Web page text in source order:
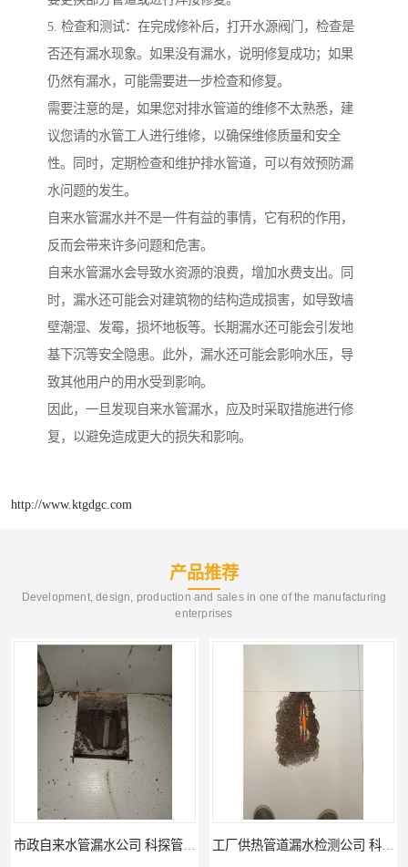
5. 检查和测试：在完成修补后，打开水源阀门，检查是
否还有漏水现象。如果没有漏水，说明修复成功；如果
仍然有漏水，可能需要进一步检查和修复。
需要注意的是，如果您对排水管道的维修不太熟悉，建
议您请的水管工人进行维修，以确保维修质量和安全
性。同时，定期检查和维护排水管道，可以有效预防漏
水问题的发生。
自来水管漏水并不是一件有益的事情，它有积的作用，
反而会带来许多问题和危害。
自来水管漏水会导致水资源的浪费，增加水费支出。同
时，漏水还可能会对建筑物的结构造成损害，如导致墙
壁潮湿、发霉，损坏地板等。长期漏水还可能会引发地
基下沉等安全隐患。此外，漏水还可能会影响水压，导
致其他用户的用水受到影响。
因此，一旦发现自来水管漏水，应及时采取措施进行修
复，以避免造成更大的损失和影响。
http://www.ktgdgc.com
产品推荐
Development, design, production and sales in one of the manufacturing
enterprises
工厂供热管道漏水检测公司 科探管道工程 公司仪器测漏电话 科探管道工程